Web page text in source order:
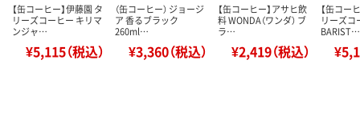
【缶コーヒー】伊藤園 タ
リーズコーヒー キリマ
ンジャ…
¥5,115（税込）
（缶コーヒー） ジョージ
ア 香るブラック
260ml…
¥3,360（税込）
【缶コーヒー】アサヒ飲
料 WONDA（ワンダ） ブ
ラ…
¥2,419（税込）
【缶コー
リーズコ
BARIST…